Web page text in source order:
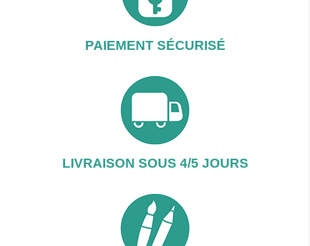
PAIEMENT SÉCURISÉ
LIVRAISON SOUS 4/5 JOURS